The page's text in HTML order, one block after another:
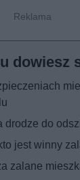
drodze do
jest winny
zalane